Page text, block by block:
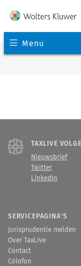
Menu
TAXLIVE
Nieuwsbrief
Twitter
LinkedIn
SERVICEPAGINA'S
Jurisprudentie melden
Over TaxLive
Contact
Colofon